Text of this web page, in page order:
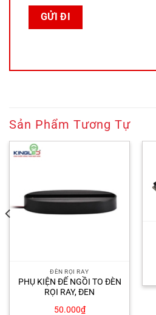
Sản Phẩm Tương Tự
ĐÈN RỌI RAY
PHỤ KIỆN ĐẾ NGỒI TO ĐÈN
RỌI RAY, ĐEN
50.000₫